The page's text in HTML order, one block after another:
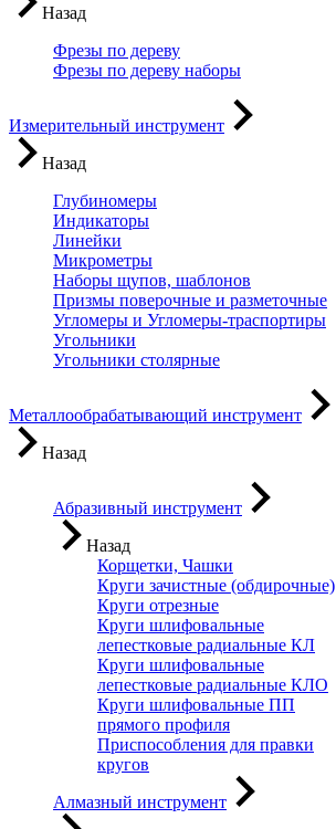
Назад
Фрезы по дереву
Фрезы по дереву наборы
Измерительный инструмент
Назад
Глубиномеры
Индикаторы
Линейки
Микрометры
Наборы щупов, шаблонов
Призмы поверочные и разметочные
Угломеры и Угломеры-траспортиры
Угольники
Угольники столярные
Металлообрабатывающий инструмент
Назад
Абразивный инструмент
Назад
Корщетки, Чашки
Круги зачистные (обдирочные)
Круги отрезные
Круги шлифовальные
лепестковые радиальные КЛ
Круги шлифовальные
лепестковые радиальные КЛО
Круги шлифовальные ПП
прямого профиля
Приспособления для правки
кругов
Алмазный инструмент